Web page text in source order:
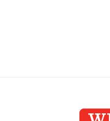
PRIMARY